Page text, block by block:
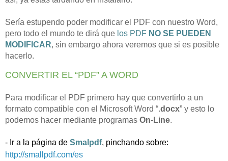
Sería estupendo poder modificar el PDF con nuestro Word,
pero todo el mundo te dirá que los PDF NO SE PUEDEN
MODIFICAR, sin embargo ahora veremos que si es posible
hacerlo.
CONVERTIR EL “PDF” A WORD
Para modificar el PDF primero hay que convertirlo a un
formato compatible con el Microsoft Word “.docx” y esto lo
podemos hacer mediante programas On-Line.
- Ir a la página de Smalpdf, pinchando sobre:
http://smallpdf.com/es